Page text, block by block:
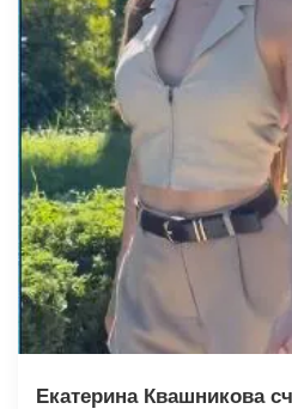
Екатерина Квашникова